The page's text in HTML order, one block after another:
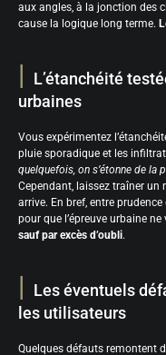
aux angles, à la jonction des
cause la logique long terme.
L’étanchéité
urbaines
Vous expérimentez
pluie sporadique et les
quelquefois, on s’étonne de la
Cependant, laissez traîner un
arrive. En bref, entre
pour que l’épreuve urbaine ne
sauf par excès d’oubli.
Les éventuels
les utilisateurs
Quelques défauts remontent